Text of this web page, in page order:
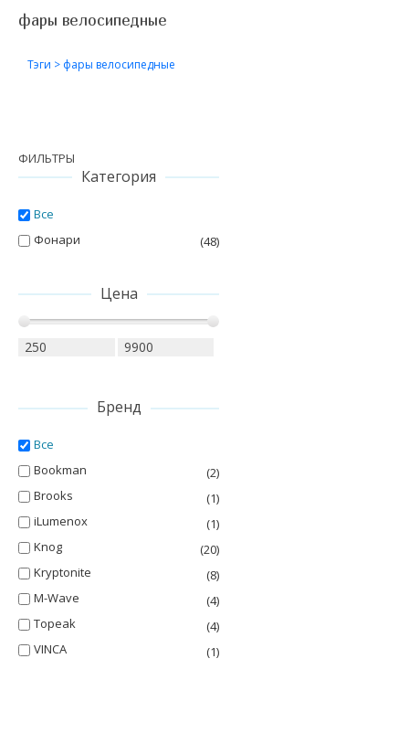
фары велосипедные
Тэги > фары велосипедные
ФИЛЬТРЫ
Категория
Все
Фонари
(48)
Цена
Бренд
Все
Bookman
(2)
Brooks
(1)
iLumenox
(1)
Knog
(20)
Kryptonite
(8)
M-Wave
(4)
Topeak
(4)
VINCA
(1)